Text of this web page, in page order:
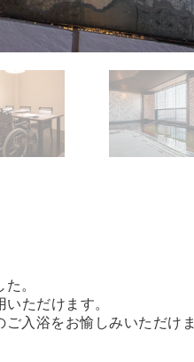
。
ただけます。
入浴をお愉しみいただけま